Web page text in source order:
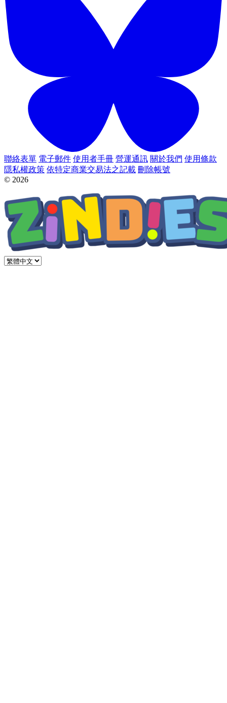
聯絡表單 電子郵件 使用者手冊 營運通訊 關於我們 使用條款
隱私權政策 依特定商業交易法之記載 刪除帳號
© 2026